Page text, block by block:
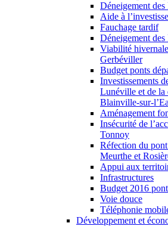
Déneigement des
Aide à
Fauchage tardif
Déneigement des
Viabilité
Gerbéviller
Budget ponts
Investissements
Lunéville et de la
Blainville-sur-
Aménagement
Insécurité de
Tonnoy
Réfection du
Meurthe et
Appui aux
Infrastructures
Budget 2016
Voie douce
Téléphonie
Développement et